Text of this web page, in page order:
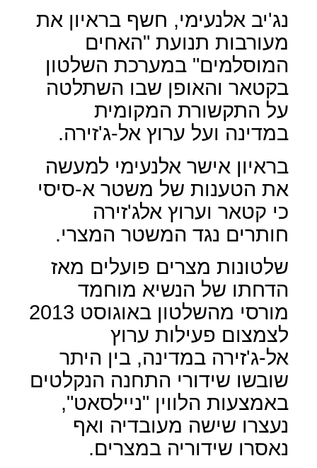
נג'יב אלנעימי, חשף בראיון את
מעורבות תנועת "האחים
המוסלמים" במערכת השלטון
בקטאר והאופן שבו השתלטה
על התקשורת המקומית
במדינה ועל ערוץ אל-ג'זירה.
בראיון אישר אלנעימי למעשה
את הטענות של משטר א-סיסי
כי קטאר וערוץ אלג'זירה
חותרים נגד המשטר המצרי.
שלטונות מצרים פועלים מאז
הדחתו של הנשיא מוחמד
מורסי מהשלטון באוגוסט 2013
לצמצום פעילות ערוץ
אל-ג'זירה במדינה, בין היתר
שובשו שידורי התחנה הנקלטים
באמצעות הלווין "ניילסאט",
נעצרו שישה מעובדיה ואף
נאסרו שידוריה במצרים.